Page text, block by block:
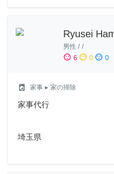
Ryusei
男性 / /
sentiment_satisfied 6 sentiment_neutral 0 sentiment_dissatisfied 0
local_laundry_service 家事 ▸ 家の掃除
家事代行
埼玉県